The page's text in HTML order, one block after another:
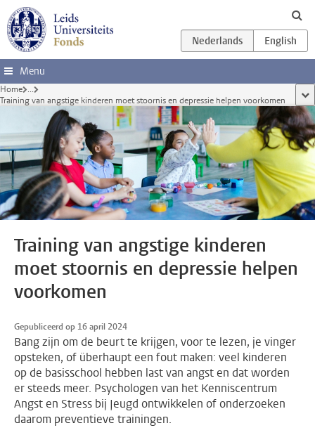
Ga direct naar de inhoud
Menu
Home ...
Training van angstige kinderen moet stoornis en depressie helpen voorkomen
Training van angstige kinderen
moet stoornis en depressie helpen
voorkomen
Gepubliceerd op 16 april 2024
Bang zijn om de beurt te krijgen, voor te lezen, je vinger
opsteken, of überhaupt een fout maken: veel kinderen
op de basisschool hebben last van angst en dat worden
er steeds meer. Psychologen van het Kenniscentrum
Angst en Stress bij Jeugd ontwikkelen of onderzoeken
daarom preventieve trainingen.